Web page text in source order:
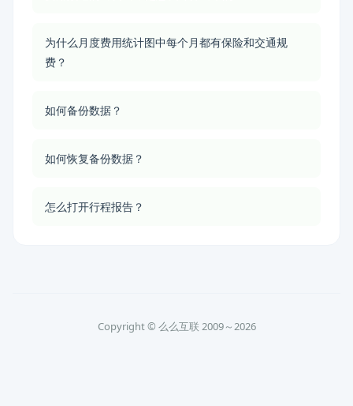
为什么月度费用统计图中每个月都有保险和交通规
费？
如何备份数据？
如何恢复备份数据？
怎么打开行程报告？
Copyright © 么么互联 2009～2026